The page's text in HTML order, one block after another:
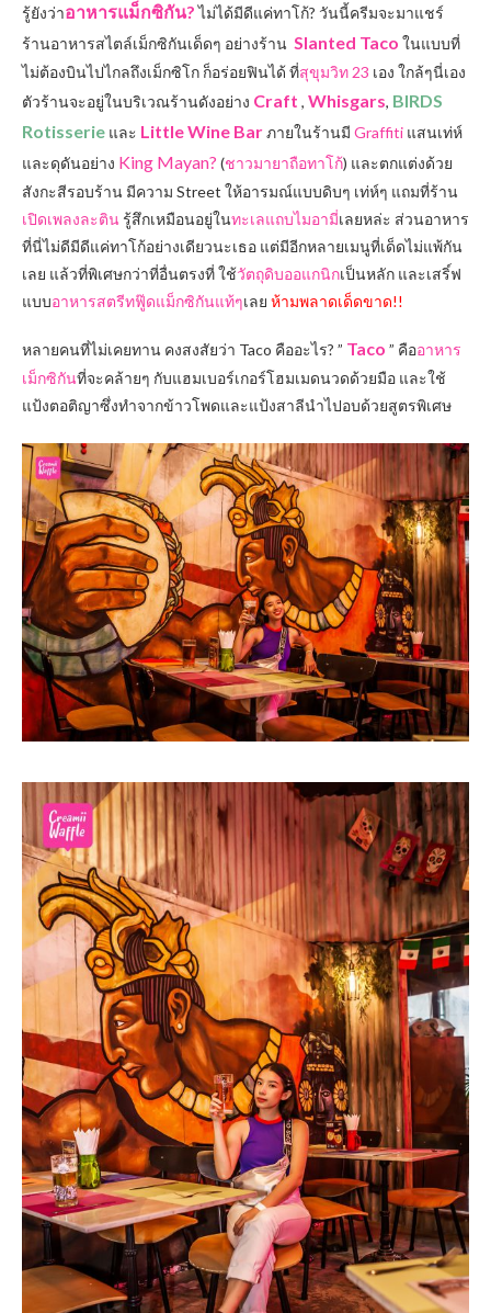
รู้ยังว่าอาหารแม็กซิกัน?ไม่ได้มีดีแค่ทาโก้? วันนี้ครีมจะมาแชร์
ร้านอาหารสไตล์เม็กซิกันเด็ดๆ อย่างร้าน Slanted Taco ในแบบที่
ไม่ต้องบินไปไกลถึงเม็กซิโก ก็อร่อยฟินได้ ที่สุขุมวิท 23 เอง ใกล้ๆนี่เอง
ตัวร้านจะอยู่ในบริเวณร้านดังอย่าง Craft , Whisgars, BIRDS
Rotisserie และ Little Wine Barภายในร้านมี Graffiti แสนเท่ห์
และดุดันอย่าง King Mayan? (ชาวมายาถือทาโก้) และตกแต่งด้วย
สังกะสีรอบร้าน มีความ Street ให้อารมณ์แบบดิบๆ เท่ห์ๆ แถมที่ร้าน
เปิดเพลงละติน รู้สึกเหมือนอยู่ในทะเลแถบไมอามี่เลยหล่ะ ส่วนอาหาร
ที่นี่ไม่ดีมีดีแค่ทาโก้อย่างเดียวนะเธอ แต่มีอีกหลายเมนูที่เด็ดไม่แพ้กัน
เลย แล้วที่พิเศษกว่าที่อื่นตรงที่ ใช้วัตถุดิบออแกนิกเป็นหลัก และเสริ์ฟ
แบบอาหารสตรีทฟู๊ดแม็กซิกันแท้ๆเลย ห้ามพลาดเด็ดขาด!!
หลายคนที่ไม่เคยทาน คงสงสัยว่า Taco คืออะไร? ” Taco ” คืออาหาร
เม็กซิกันที่จะคล้ายๆ กับแฮมเบอร์เกอร์โฮมเมดนวดด้วยมือ และใช้
แป้งตอติญาซึ่งทำจากข้าวโพดและแป้งสาลีนำไปอบด้วยสูตรพิเศษ